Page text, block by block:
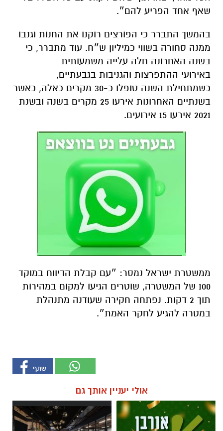
שאף אחד הפריע להם״.
בהמשך התברר כי הפורצים רוקנו את החנות וגנבו
ממנה סחורה בשווי כמיליון ש״ח. עוד מתברר, כי
בשנה האחרונה חלה עלייה משמעותית
באירועי ההתפרצות והגניבות בגבעתיים,
כשמתחילת השנה טופלו כ-30 מקרים כאלה, כאשר
בשנתיים האחרונות אירעו 25 מקרים בשנה ובשנת
2021 אירעו 15 אירועים.
ממשטרת ישראל נמסר: ״עם קבלת הדיווח במוקד
100 של המשטרה, שוטרים הגיעו למקום במהירות
תוך 2 דקות. נפתחה חקירה שעודנה מתנהלת
במטרה להגיע לחקר האמת״.
אולי יעניין אותך גם